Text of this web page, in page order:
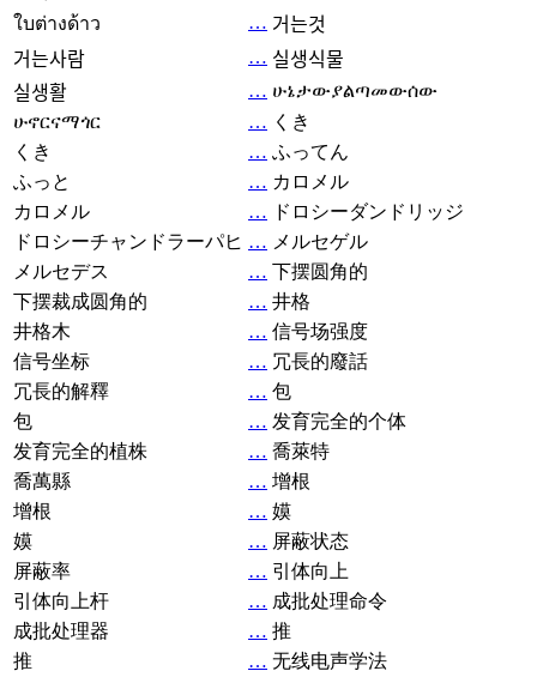
ใบต่างด้าว
… 거는것
거는사람
… 실생식물
실생활
… ሁኔታውያልጣመውሰው
ሁኖርናማጎር
… くき
くき
… ふってん
ふっと
… カロメル
カロメル
… ドロシーダンドリッジ
ドロシーチャンドラーパヒ … メルセゲル
メルセデス
… 下摆圆角的
下摆裁成圆角的
… 井格
井格木
… 信号场强度
信号坐标
… 冗長的廢話
冗長的解釋
… 包
包
… 发育完全的个体
发育完全的植株
… 喬萊特
喬萬縣
… 增根
增根
… 嫫
嫫
… 屏蔽状态
屏蔽率
… 引体向上
引体向上杆
… 成批处理命令
成批处理器
… 推
推
… 无线电声学法